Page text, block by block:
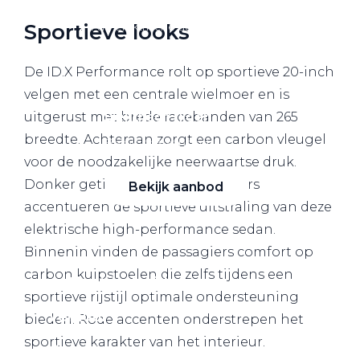
Alle elektrische auto's
Elektrisch rijden
Bekijk ons aanbod
Bekijk aanbod
Elektrisch rijden
Verhuur
Vestigingen
Sportieve looks
De ID.X Performance rolt op sportieve 20-inch
velgen met een centrale wielmoer en is
uitgerust met brede racebanden van 265
breedte. Achteraan zorgt een carbon vleugel
voor de noodzakelijke neerwaartse druk.
Donker getinte achterlichtclusters
accentueren de sportieve uitstraling van deze
elektrische high-performance sedan.
Binnenin vinden de passagiers comfort op
carbon kuipstoelen die zelfs tijdens een
sportieve rijstijl optimale ondersteuning
bieden. Rode accenten onderstrepen het
sportieve karakter van het interieur.